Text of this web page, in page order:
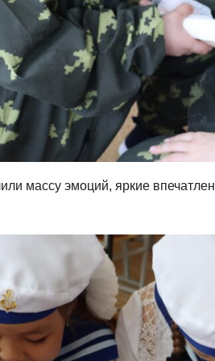
массу эмоций, яркие